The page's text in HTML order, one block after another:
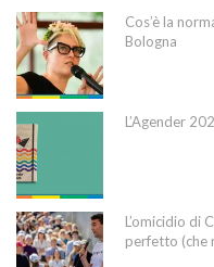
Cos’è la
Bologna
L’Agender
L’omicidio di
perfetto (che